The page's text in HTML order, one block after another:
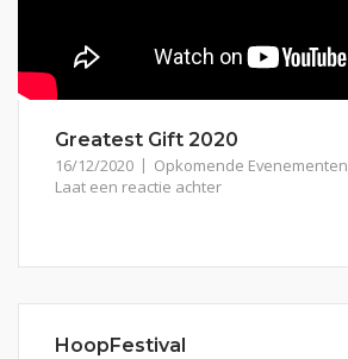
Greatest Gift 2020
16/12/2020 Opkomende Evenementen
Laat een reactie achter
HoopFestival